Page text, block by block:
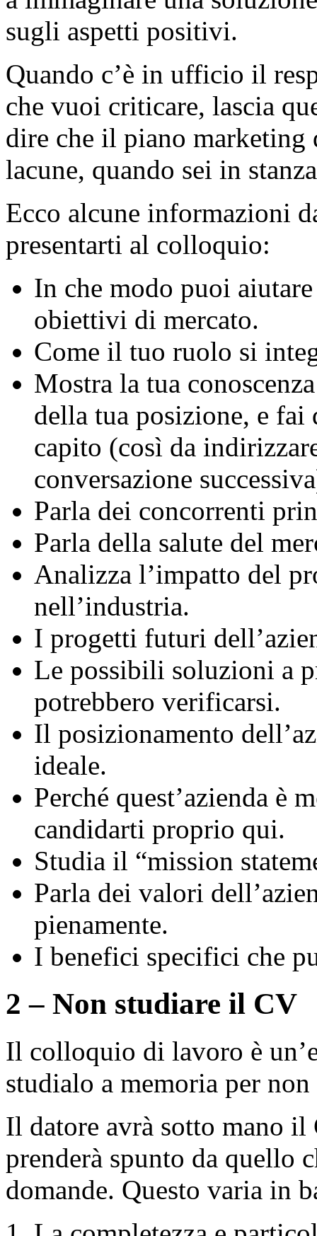
sugli aspetti positivi.
Quando c’è in ufficio il
che vuoi criticare, lascia
dire che il piano marketing
lacune, quando sei in
Ecco alcune informazioni
presentarti al colloquio:
In che modo puoi
obiettivi di mercato.
Come il tuo ruolo si
Mostra la tua
della tua posizione, e fai
capito (così da
conversazione
Parla dei concorrenti
Parla della salute del
Analizza l’impatto del
nell’industria.
I progetti futuri
Le possibili soluzioni a
potrebbero verificarsi.
Il posizionamento
ideale.
Perché quest’azienda è
candidarti proprio qui.
Studia il “mission
Parla dei valori
pienamente.
I benefici specifici che
2 – Non studiare il CV
Il colloquio di lavoro è
studialo a memoria per
Il datore avrà sotto mano
prenderà spunto da quello
domande. Questo varia in